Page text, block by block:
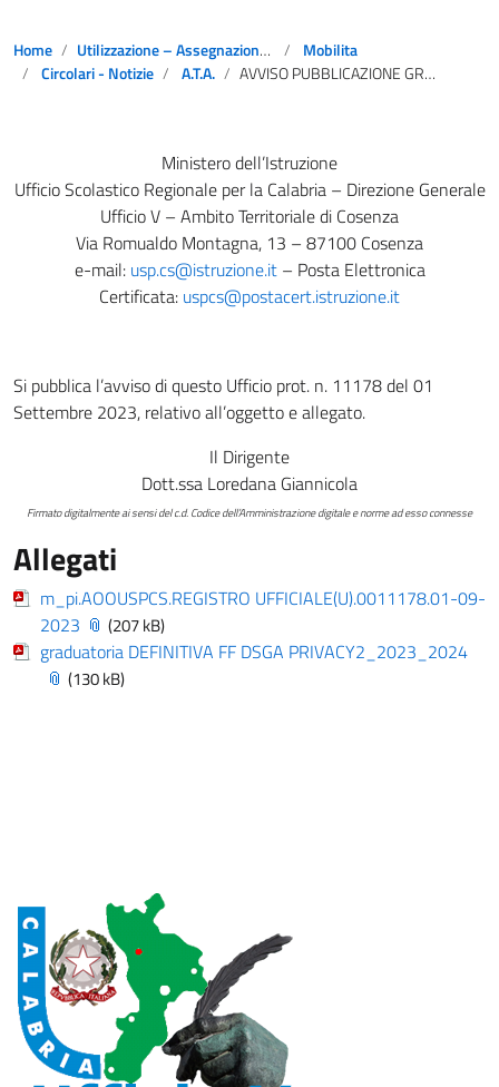
Home Utilizzazione – Assegnazione provvisoria
Mobilita
Circolari - Notizie
A.T.A. AVVISO PUBBLICAZIONE GRADUATORIA DEFINITIVA DEGLI ASSISTENTI AMMINISTRATIVI ASPIRANTI A SVOLGERE MANSIONI DI DSGA SU POSTI VACANTI E/O DISPONIBILI A.S. 2023-2024
Ministero dell’Istruzione
Ufficio Scolastico Regionale per la Calabria – Direzione Generale
Ufficio V – Ambito Territoriale di Cosenza
Via Romualdo Montagna, 13 – 87100 Cosenza
e-mail: usp.cs@istruzione.it– Posta Elettronica
Certificata: uspcs@postacert.istruzione.it
Si pubblica l’avviso di questo Ufficio prot. n. 11178 del 01
Settembre 2023, relativo all’oggetto e allegato.
Il Dirigente
Dott.ssa Loredana Giannicola
Firmato digitalmente ai sensi del c.d. Codice dell’Amministrazione digitale e norme ad esso connesse
Allegati
m_pi.AOOUSPCS.REGISTRO UFFICIALE(U).0011178.01-09-
2023
(207 kB)
graduatoria DEFINITIVA FF DSGA PRIVACY2_2023_2024
(130 kB)